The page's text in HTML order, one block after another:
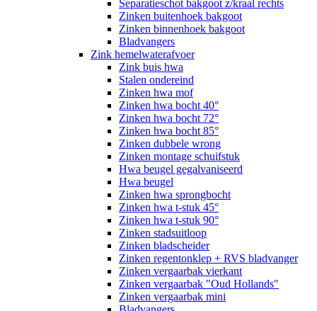
Separatieschot bakgoot z/kraal rechts
Zinken buitenhoek bakgoot
Zinken binnenhoek bakgoot
Bladvangers
Zink hemelwaterafvoer
Zink buis hwa
Stalen ondereind
Zinken hwa mof
Zinken hwa bocht 40°
Zinken hwa bocht 72°
Zinken hwa bocht 85°
Zinken dubbele wrong
Zinken montage schuifstuk
Hwa beugel gegalvaniseerd
Hwa beugel
Zinken hwa sprongbocht
Zinken hwa t-stuk 45°
Zinken hwa t-stuk 90°
Zinken stadsuitloop
Zinken bladscheider
Zinken regentonklep + RVS bladvanger
Zinken vergaarbak vierkant
Zinken vergaarbak "Oud Hollands"
Zinken vergaarbak mini